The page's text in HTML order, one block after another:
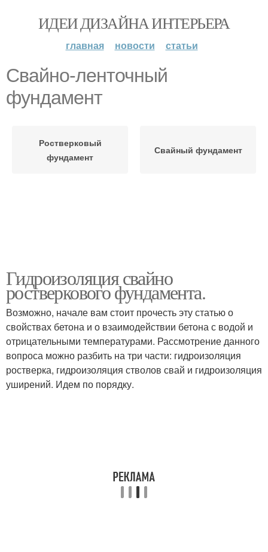
ИДЕИ ДИЗАЙНА ИНТЕРЬЕРА
главная новости статьи
Свайно-ленточный
фундамент
Ростверковый
фундамент
Свайный фундамент
Гидроизоляция свайно
ростверкового фундамента.
Возможно, начале вам стоит прочесть эту статью о
свойствах бетона и о взаимодействии бетона с водой и
отрицательными температурами. Рассмотрение данного
вопроса можно разбить на три части: гидроизоляция
ростверка, гидроизоляция стволов свай и гидроизоляция
уширений. Идем по порядку.